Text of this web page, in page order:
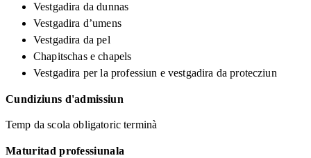
Vestgadira da dunnas
Vestgadira d’umens
Vestgadira da pel
Chapitschas e chapels
Vestgadira per la professiun e vestgadira da protecziun
Cundiziuns d'admissiun
Temp da scola obligatoric terminà
Maturitad professiunala